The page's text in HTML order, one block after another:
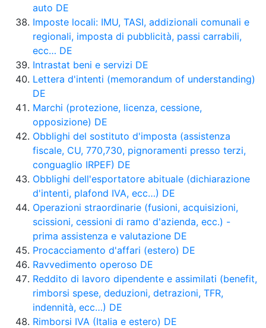
auto DE
Imposte locali: IMU, TASI, addizionali comunali e
regionali, imposta di pubblicità, passi carrabili,
ecc… DE
Intrastat beni e servizi DE
Lettera d'intenti (memorandum of understanding)
DE
Marchi (protezione, licenza, cessione,
opposizione) DE
Obblighi del sostituto d'imposta (assistenza
fiscale, CU, 770,730, pignoramenti presso terzi,
conguaglio IRPEF) DE
Obblighi dell'esportatore abituale (dichiarazione
d'intenti, plafond IVA, ecc…) DE
Operazioni straordinarie (fusioni, acquisizioni,
scissioni, cessioni di ramo d'azienda, ecc.) -
prima assistenza e valutazione DE
Procacciamento d'affari (estero) DE
Ravvedimento operoso DE
Reddito di lavoro dipendente e assimilati (benefit,
rimborsi spese, deduzioni, detrazioni, TFR,
indennità, ecc…) DE
Rimborsi IVA (Italia e estero) DE